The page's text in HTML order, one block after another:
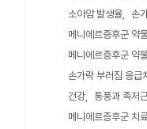
소아암 발생율
손
메니에르증후군 약
메니에르증후군 약
손가락 부러짐 응급
건강
통풍과 족저
메니에르증후군 치